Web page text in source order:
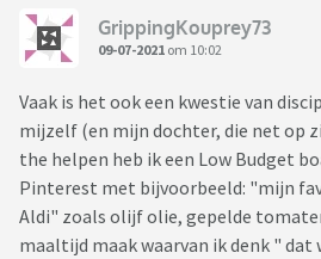
GrippingKouprey73
09-07-2021 om 10:02
Vaak is het ook een kwestie van
mijzelf (en mijn dochter, die net op
the helpen heb ik een Low Budget
Pinterest met bijvoorbeeld: "mijn
Aldi" zoals olijf olie, gepelde
maaltijd maak waarvan ik denk " dat